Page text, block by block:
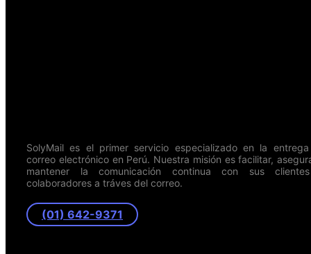
SolyMail es el primer servicio especializado en la
correo electrónico en Perú. Nuestra misión es facilitar,
mantener la comunicación continua con sus
colaboradores a tráves del correo.
(01) 642-9371